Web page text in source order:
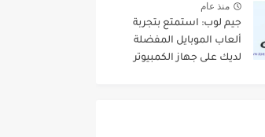
منذ عام
جيم لوب: استمتع بتجربة
ألعاب الموبايل المفضلة
لديك على جهاز الكمبيوتر